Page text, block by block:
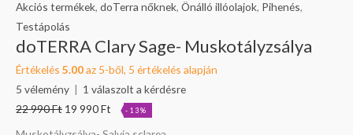
Akciós termékek, doTerra nőknek, Önálló illóolajok, Pihenés,
Testápolás
doTERRA Clary Sage- Muskotályzsálya
Értékelés 5.00az 5-ből, 5 értékelés alapján
5 vélemény | 1 válaszolt a kérdésre
22 990Ft 19 990Ft -13%